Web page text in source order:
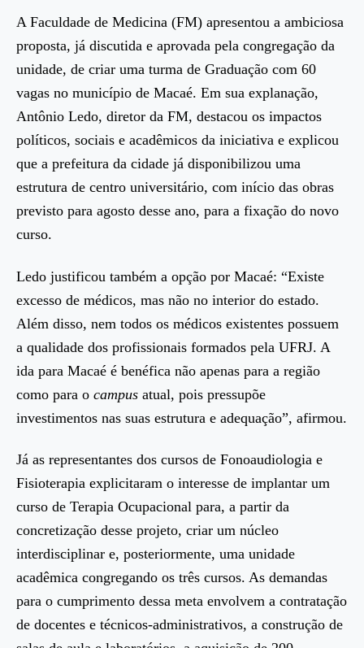
A Faculdade de Medicina (FM) apresentou a ambiciosa
proposta, já discutida e aprovada pela congregação da
unidade, de criar uma turma de Graduação com 60
vagas no município de Macaé. Em sua explanação,
Antônio Ledo, diretor da FM, destacou os impactos
políticos, sociais e acadêmicos da iniciativa e explicou
que a prefeitura da cidade já disponibilizou uma
estrutura de centro universitário, com início das obras
previsto para agosto desse ano, para a fixação do novo
curso.
Ledo justificou também a opção por Macaé: “Existe
excesso de médicos, mas não no interior do estado.
Além disso, nem todos os médicos existentes possuem
a qualidade dos profissionais formados pela UFRJ. A
ida para Macaé é benéfica não apenas para a região
como para o campus atual, pois pressupõe
investimentos nas suas estrutura e adequação”, afirmou.
Já as representantes dos cursos de Fonoaudiologia e
Fisioterapia explicitaram o interesse de implantar um
curso de Terapia Ocupacional para, a partir da
concretização desse projeto, criar um núcleo
interdisciplinar e, posteriormente, uma unidade
acadêmica congregando os três cursos. As demandas
para o cumprimento dessa meta envolvem a contratação
de docentes e técnicos-administrativos, a construção de